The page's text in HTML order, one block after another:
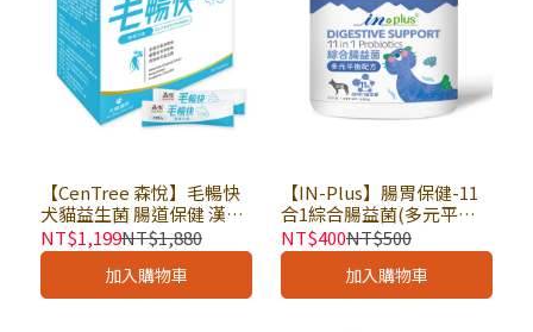
【CenTree 森悅】毛暢快
犬貓益生菌 腸道保健 漢方
草本萃取 1g×30包入 × 盒
｜消化保養 便便順暢 換糧
NT$1,199NT$1,880
加入購物車
【IN-Plus】腸胃保健-11
合1綜合腸益菌(多元平衡
配方) 280g × 罐｜狗保健
品 狗狗益生菌 寵物酵素
NT$400NT$500
加入購物車